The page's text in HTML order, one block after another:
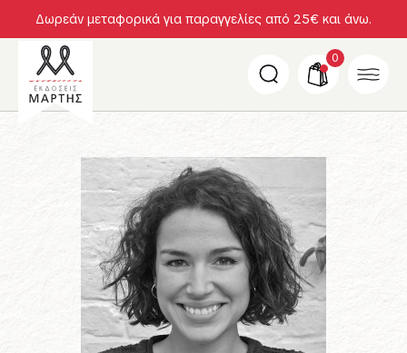
Δωρεάν μεταφορικά για παραγγελίες από 25€ και άνω.
0